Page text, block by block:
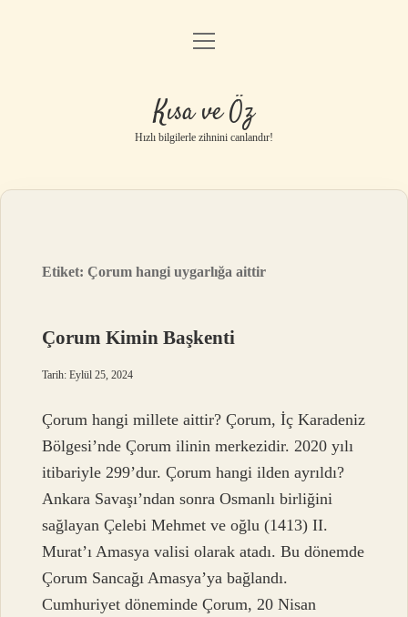
Anasayfa
Gizlilik Politikası
Yasal Uyarı
menüyü
Kısa ve Öz
Hızlı bilgilerle zihnini canlandır!
Etiket:Çorum hangi uygarlığa aittir
Çorum Kimin Başkenti
Tarih: Eylül 25, 2024
Çorum hangi millete aittir? Çorum, İç Karadeniz
Bölgesi’nde Çorum ilinin merkezidir. 2020 yılı
itibariyle 299’dur. Çorum hangi ilden ayrıldı?
Ankara Savaşı’ndan sonra Osmanlı birliğini
sağlayan Çelebi Mehmet ve oğlu (1413) II.
Murat’ı Amasya valisi olarak atadı. Bu dönemde
Çorum Sancağı Amasya’ya bağlandı.
Cumhuriyet döneminde Çorum, 20 Nisan